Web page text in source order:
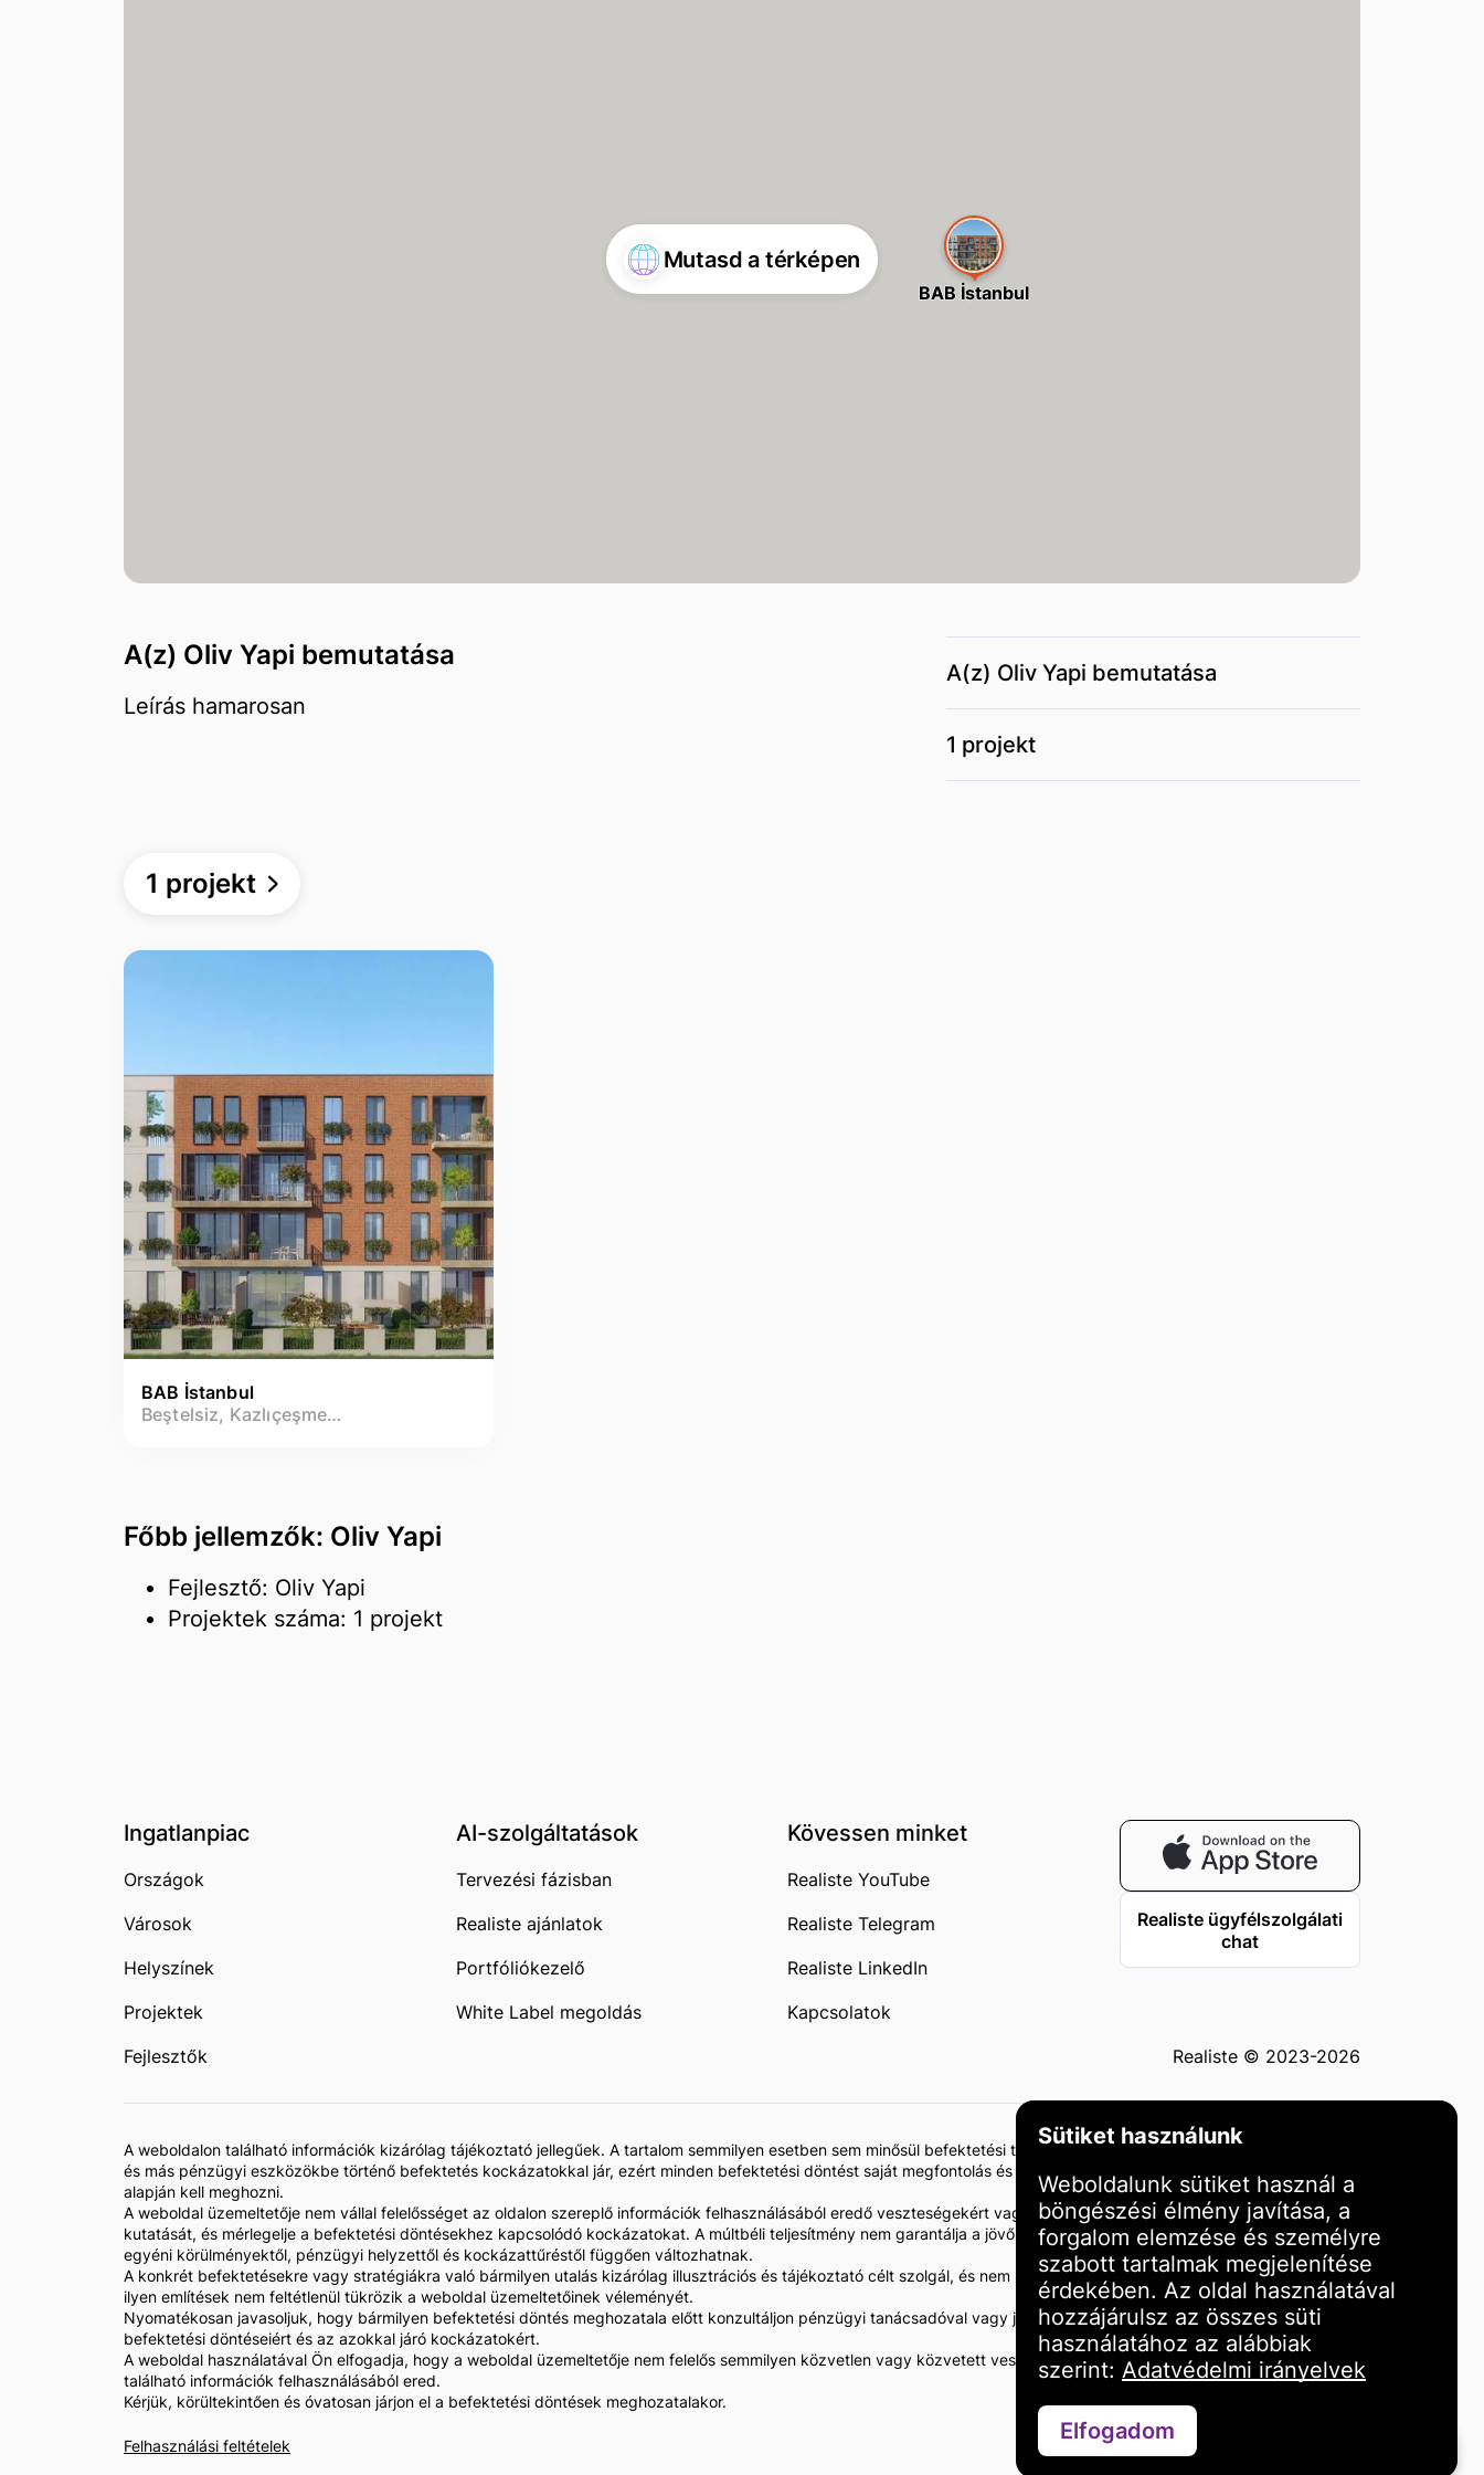
Sütiket használunk
Weboldalunk sütiket használ a
böngészési élmény javítása, a
forgalom elemzése és személyre
szabott tartalmak megjelenítése
érdekében. Az oldal használatával
hozzájárulsz az összes süti
használatához az alábbiak
szerint: Adatvédelmi irányelvek
Elfogadom
Kapcsolatfelvétel WhatsAppon
BAB İstanbul
Mutasd a térképen
A(z) Oliv Yapi bemutatása
Leírás hamarosan
A(z) Oliv Yapi bemutatása
1 projekt
1 projekt
BAB İstanbul
Beştelsiz, Kazlıçeşme Mh.
Főbb jellemzők: Oliv Yapi
Fejlesztő: Oliv Yapi
Projektek száma: 1 projekt
Ingatlanpiac
Országok
Városok
Helyszínek
Projektek
Fejlesztők
AI-szolgáltatások
Tervezési fázisban
Realiste ajánlatok
Portfóliókezelő
White Label megoldás
Kövessen minket
Realiste YouTube
Realiste Telegram
Realiste LinkedIn
Kapcsolatok
Realiste ügyfélszolgálati
chat
Realiste © 2023-2026
A weboldalon található információk kizárólag tájékoztató jellegűek. A tartalom semmilyen esetben sem minősül befektetési tanácsadásnak vagy ajánlásnak. Az ingatlanba
és más pénzügyi eszközökbe történő befektetés kockázatokkal jár, ezért minden befektetési döntést saját megfontolás és szakképzett szakértőkkel történő konzultáció
alapján kell meghozni.
A weboldal üzemeltetője nem vállal felelősséget az oldalon szereplő információk felhasználásából eredő veszteségekért vagy károkért. Javasoljuk, hogy végezze el saját
kutatását, és mérlegelje a befektetési döntésekhez kapcsolódó kockázatokat. A múltbéli teljesítmény nem garantálja a jövőbeni eredményeket. A befektetési eredmények
egyéni körülményektől, pénzügyi helyzettől és kockázattűréstől függően változhatnak.
A konkrét befektetésekre vagy stratégiákra való bármilyen utalás kizárólag illusztrációs és tájékoztató célt szolgál, és nem minősül ajánlásnak vagy támogatásnak. Az
ilyen említések nem feltétlenül tükrözik a weboldal üzemeltetőinek véleményét.
Nyomatékosan javasoljuk, hogy bármilyen befektetési döntés meghozatala előtt konzultáljon pénzügyi tanácsadóval vagy jogi szakemberrel. Ön egyedül felelős
befektetési döntéseiért és az azokkal járó kockázatokért.
A weboldal használatával Ön elfogadja, hogy a weboldal üzemeltetője nem felelős semmilyen közvetlen vagy közvetett veszteségért vagy kárért, amely az oldalon
található információk felhasználásából ered.
Kérjük, körültekintően és óvatosan járjon el a befektetési döntések meghozatalakor.
Felhasználási feltételek